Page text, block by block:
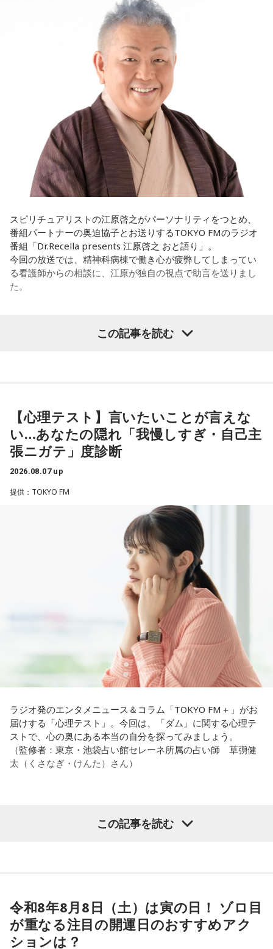
放送日時：毎週土曜 13:00～13:53
パーソナリティ：遠山大輔（グランジ）、潮紗理菜
https://www.tfm.co.jp/countdownjapan/
遠山：この楽曲はどこから作り始めました？
ほのか：「これ描いて死ね」は、マンガを描くことを題材に
した作品なんですけど、まずは原作を読みました。それで、0
から1にするときに、心のなかで薪をくべて火種を燃やしてい
く。そして、風が吹いてめちゃめちゃ燃えていくみたいな。
そういったものを絶やさずに「自分だけでやっていくぞ！」
みたいな気持ちと、私がお家で音楽を作っているとき
の……“色”かな？ その色がすごく一致している部分があったの
で、今回はアニメのエンディングテーマとして曲を書かせて
もらったんですけど、結構パーソナルな部分が出た作品にな
りました。
遠山：自分自身の内面をすごく辿って探っている曲ですよ
ね？
ほのか：はい。私は「自分自身を分かってみたい」という気
持ちで作品を作っていて、もしかしたら皆さんも何かを作る
ときって、自分自身を分かってみたいから作るんじゃないか
なと思って、そういう曲を作りました。
「あ、自分もバンドできるんだ」みたいな、そういうときの
ワクワク感のようなものが、いろんな不安や葛藤を飛び越え
ちゃうみたいな、そういうバイタリティのある曲だなと思い
ます。歌詞は自分と向き合っている部分も結構あるんですけ
ど、音像がかなり爽やかなので、そういうものを飛び越えて
次回8月8日（土）の放送は、シンガーソングライター・バー
チャルYouTuberのぼっちぼろまるさんをゲストに迎えてお届
----------------------------------------------------
この日の放送をradikoタイムフリーで聴く
※放送エリア外の方は、プレミアム会員の登録でご利用いた
----------------------------------------------------
番組名：JA全農 COUNTDOWN JAPAN
放送エリア：TOKYO FMをはじめとする、JFN全国38局ネッ
パーソナリティ：遠山大輔（グランジ）、潮紗理菜
番組Webサイト：https://www.tfm.co.jp/countdownjapan/
番組公式X：@JA_CDJ
――患者からの暴言や暴力に心が折れそうになりながらも、
過酷な現場で奮闘する看護師の相談に対し、江原は「意外な
ことを申し上げるようだけれど……」と前置きした上で、具体
的なアドバイスを提示しました。
江原：私はね、ちょっと意外なことを申し上げるようだけれ
ど、「体力」だと思います。やっぱり、ちゃんと食べて、よ
く寝る。で、やっぱり看護師さんって不規則でしょう？ 夜勤
とかね。いろいろとシフトがあるから、身体のコンディショ
ンを持っていくのがとっても大変だと思うの。
これ、ばかにならなくて、私、いつもフィジカルとスピリチ
ュアルというものは、いつも同じく同等に思わなきゃダメだ
と言っているんです。昔から「健全な身体に健全な精神宿
それは、例えばご病気の方とかはダメだとか、そういう風に
差別しているわけではなくてね。私達、コンディションが良
いと心のコンディションも良くなりません？ やっぱり、寝不
足のときってちょっとネガティブになっちゃったり、笑顔が
ちょっと欠けちゃったりね。
てすごく大事なんですよね。だから、よりスピリチュアルを
発揮したいと思う場合には、フィジカルをとても大切にする
性を語ります。
江原：やっぱり、集中力が欠けちゃうしね。だからご飯を食
べて、新しいお家を建てればまたよく寝られたりすると思う
けれど、そういう風な自分自身のメンテナンスというか、そ
れを大事にして、コンディションを常に最高に整えるという
ことであれば、もしかしたら悩んでいた時期は体調が不安定
だったかもしれない。だって、普段だったら前向きにいける
ところが、何かふと不安になっちゃったりするでしょう。
例えば、小さいお子さんがいるときって、やっぱり楽しいけ
れど身体がついていけないときって、ちょっと子育てが憂鬱
になったりする時って出ちゃうじゃないですか。子どもの元
気な「キャー！」というのも、元気なときには「もう！」と
いうくらいで済むけれど、頭が痛いときはキツイもんね。そ
自分の体力、コンディション。「元気」の「気」は中がお米
（氣）だから、しっかり食べて、元気をつけていってくださ
い。それも、仕事のうちです。
●江原啓之 今夜の格言
「フィジカルはスピリチュアルの基本です」
放送日時：TOKYO FM／FM 大阪 毎週日曜 22:00～22:25、エ
フエム山陰 毎週土曜 12:30～12:55
スピリチュアリストの江原啓之がパーソナリティをつとめ、
番組パートナーの奥迫協子とお送りするTOKYO FMのラジオ
番組「Dr.Recella presents 江原啓之 おと語り」。
今回の放送では、精神科病棟で働き心が疲弊してしまってい
る看護師からの相談に、江原が独自の視点で助言を送りまし
た。
れることがあります。病気だからと割り切って仕事に就いて
いるのですが、心が疲れてきています。私生活は充実してお
り、夫と新しく家を建てるためにも仕事は辞められません。
仕事がつらいからこそ私生活が充実する、幸せになるぞとい
の心持ちについてアドバイスをいただけないでしょうか？
――患者からの暴言や暴力に心が折れそうになりながらも、
過酷な現場で奮闘する看護師の相談に対し、江原は「意外な
ことを申し上げるようだけれど……」と前置きした上で、具体
的なアドバイスを提示しました。
江原：私はね、ちょっと意外なことを申し上げるようだけれ
ど、「体力」だと思います。やっぱり、ちゃんと食べて、よ
く寝る。で、やっぱり看護師さんって不規則でしょう？ 夜勤
とかね。いろいろとシフトがあるから、身体のコンディショ
ンを持っていくのがとっても大変だと思うの。
これ、ばかにならなくて、私、いつもフィジカルとスピリチ
と言っているんです。昔から「健全な身体に健全な精神宿
る」って言いますでしょう？
それは、例えばご病気の方とかはダメだとか、そういう風に
差別しているわけではなくてね。私達、コンディションが良
やっぱり、この世に生きている限りは、フィジカルなことっ
原。さらに、日常生活におけるコンディションづくりの重要
性を語ります。
この記事を読む
【心理テスト】言いたいことが言えな
い…あなたの隠れ「我慢しすぎ・自己主
張ニガテ」度診断
2026.08.07 up
提供：TOKYO FM
ラジオ発のエンタメニュース＆コラム「TOKYO FM＋」がお
届けする「心理テスト」。今回は、「ダム」に関する心理テ
ストで、心の奥にある本当の自分を探ってみましょう。
（監修者：東京・池袋占い館セレーネ所属の占い師 草彅健
太（くさなぎ・けんた）さん）
山奥の大きなダムを見学しているあなた。
次の中から近いものを1つ選んでください。
1． 水がこぼれてしまうことはないのか
この記事を読む
令和8年8月8日（土）は寅の日！ ゾロ目
が重なる注目の開運日のおすすめアク
ションは？